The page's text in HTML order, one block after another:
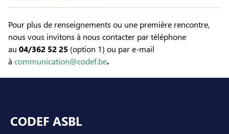
Pour plus de renseignements ou une première rencontre,
nous vous invitons à nous contacter par téléphone
au 04/362 52 25 (option 1) ou par e-mail
à communication@codef.be.
CODEF ASBL